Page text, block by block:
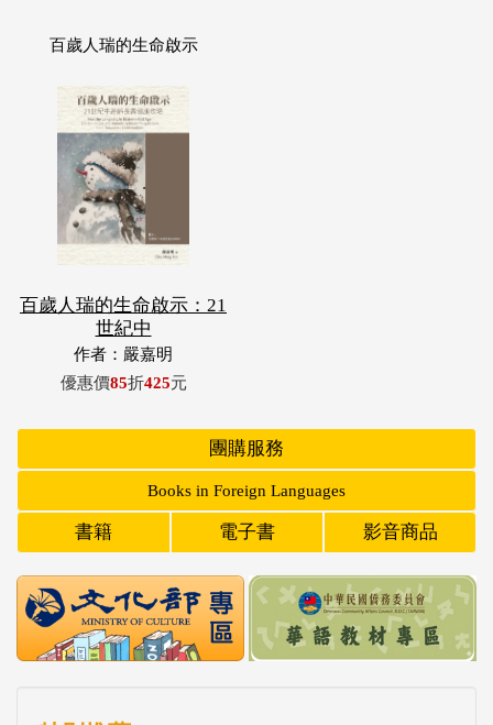
百歲人瑞的生命啟示
百歲人瑞的生命啟示：21
世紀中
作者：嚴嘉明
優惠價85折425元
團購服務
Books in Foreign Languages
書籍 電子書 影音商品